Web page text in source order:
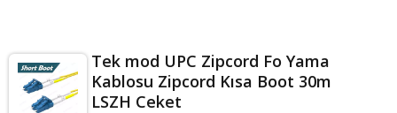
Tek mod UPC Zipcord Fo Yama
Kablosu Zipcord Kısa Boot 30m
LSZH Ceket